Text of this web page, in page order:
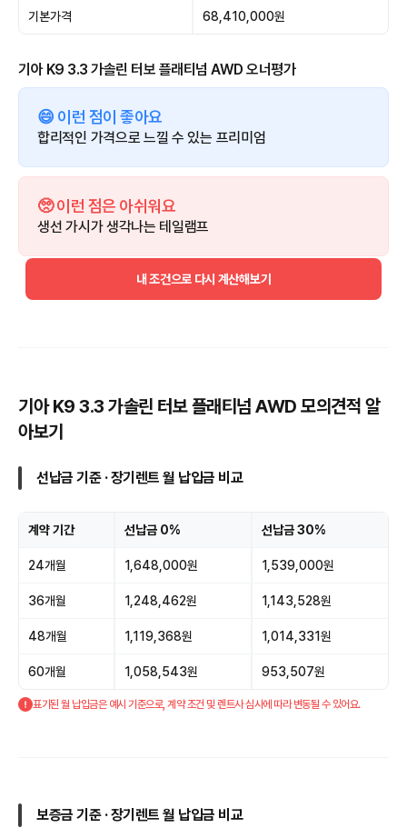
기본가격 68,410,000원
기아 K9 3.3 가솔린 터보 플래티넘 AWD 오너평가
😄 이런 점이 좋아요
합리적인 가격으로 느낄 수 있는 프리미엄
🥺 이런 점은 아쉬워요
생선 가시가 생각나는 테일램프
내 조건으로 다시 계산해보기
기아 K9 3.3 가솔린 터보 플래티넘 AWD 모의견적 알
아보기
선납금 기준 · 장기렌트 월 납입금 비교
계약 기간 선납금 0% 선납금 30%
24개월 1,648,000원 1,539,000원
36개월 1,248,462원 1,143,528원
48개월 1,119,368원 1,014,331원
60개월 1,058,543원 953,507원
표기된 월 납입금은 예시 기준으로, 계약 조건 및 렌트사 심사에 따라 변동될 수 있어요.
보증금 기준 · 장기렌트 월 납입금 비교